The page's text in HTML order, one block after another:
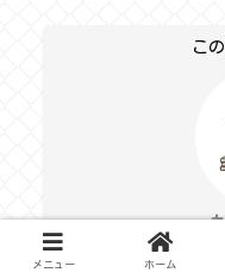
こ
“もるぺこ気質”の2
メニュー ホーム